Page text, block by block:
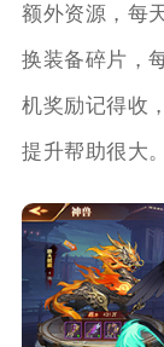
额外资源，每
换装备碎片，
机奖励记得收
提升帮助很大。